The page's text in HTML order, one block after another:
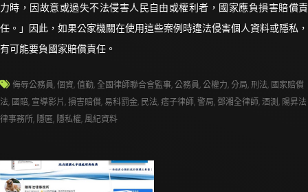
力時，因故意或過失不法侵害人民自由或權利者，國家應負損害賠償責
任。」因此，如果公家機關在使用這些案例時違法侵害個人資料或隱私，
有可能要負國家賠償責任。
侮辱公務員,個資,值勤,全國律師聯合會監事,公務員,公權力,分局,刑法, 國家賠償
法, 國賠, 宣導影片,損害賠償, 易科罰金, 民法,痞子律師,警局, 鄧湘全律師,酒測, 陽昇法
律事務所, 隱匿, 隱私權, 風紀資料